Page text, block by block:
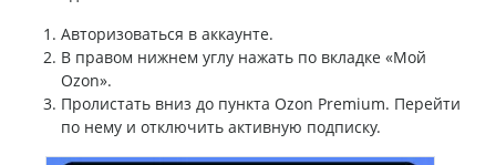
Авторизоваться в аккаунте.
В правом нижнем углу нажать по вкладке «Мой
Ozon».
Пролистать вниз до пункта Ozon Premium. Перейти
по нему и отключить активную подписку.